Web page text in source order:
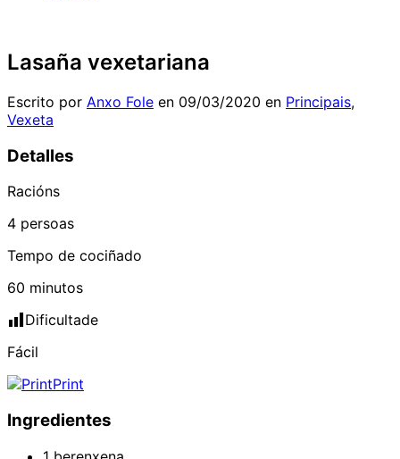
Lasaña vexetariana
Escrito por Anxo Fole en 09/03/2020 en Principais,
Vexeta
Detalles
Racións
4 persoas
Tempo de cociñado
60 minutos
Dificultade
Fácil
Print
Ingredientes